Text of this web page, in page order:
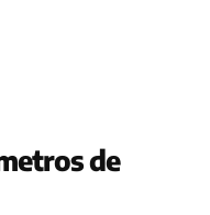
de